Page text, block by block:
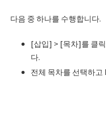
다음 중 하나를 수행합니다.
[삽입] > [목차]를 클
다.
전체 목차를 선택하